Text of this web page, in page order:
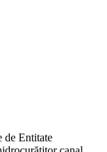
Entitate